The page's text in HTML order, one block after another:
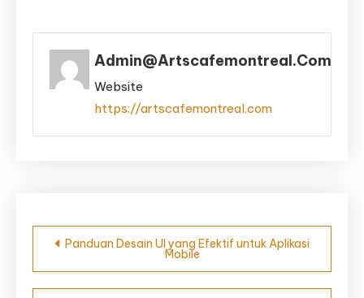
Admin@artscafemontreal.com
Website
https://artscafemontreal.com
Post
navigation
Panduan Desain UI yang Efektif untuk Aplikasi
Mobile